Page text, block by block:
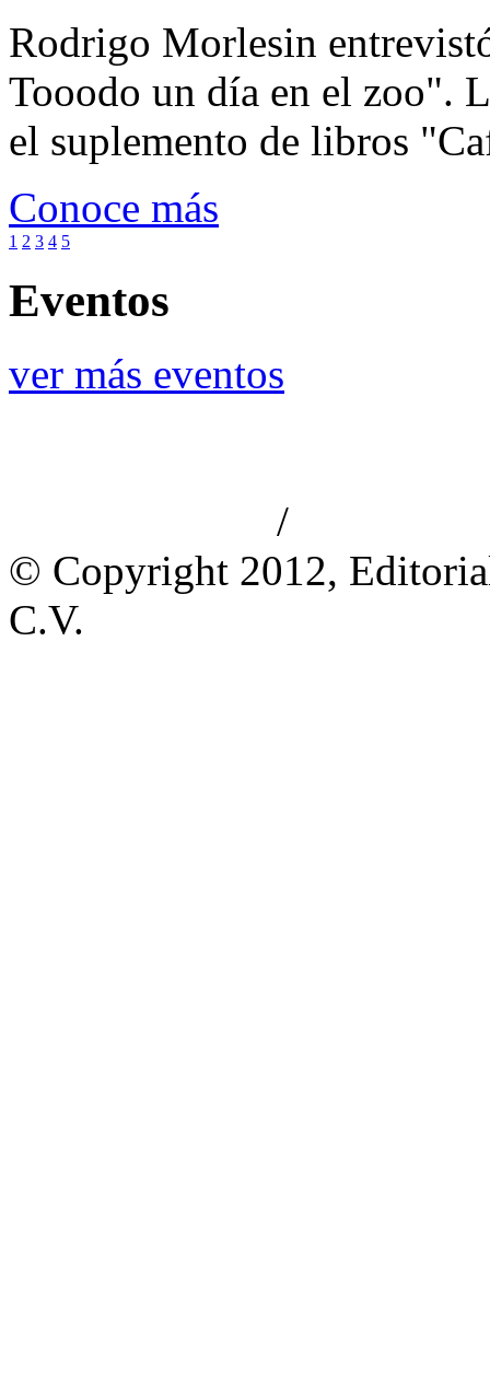
Rodrigo Morlesin
Tooodo un día en el zoo".
el suplemento de libros
Conoce más
1 2 3 4 5
Eventos
ver más eventos
/
© Copyright 2012,
C.V.